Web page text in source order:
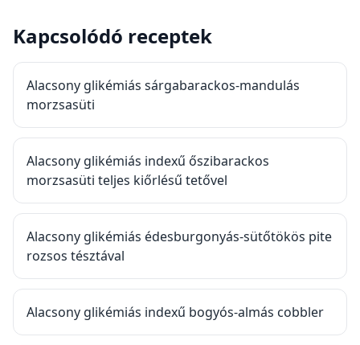
Kapcsolódó receptek
Alacsony glikémiás sárgabarackos-mandulás
morzsasüti
Alacsony glikémiás indexű őszibarackos
morzsasüti teljes kiőrlésű tetővel
Alacsony glikémiás édesburgonyás-sütőtökös pite
rozsos tésztával
Alacsony glikémiás indexű bogyós-almás cobbler